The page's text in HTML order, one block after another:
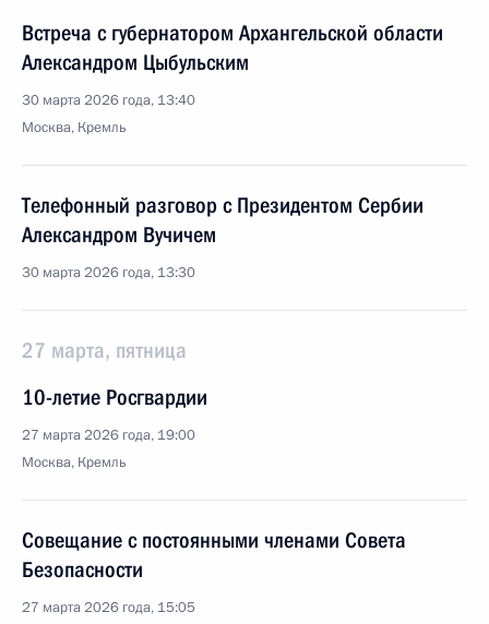
Встреча с губернатором Архангельской области
Александром Цыбульским
30 марта 2026 года, 13:40
Москва, Кремль
Телефонный разговор с Президентом Сербии
Александром Вучичем
30 марта 2026 года, 13:30
27 марта, пятница
10-летие Росгвардии
27 марта 2026 года, 19:00
Москва, Кремль
Совещание с постоянными членами Совета
Безопасности
27 марта 2026 года, 15:05